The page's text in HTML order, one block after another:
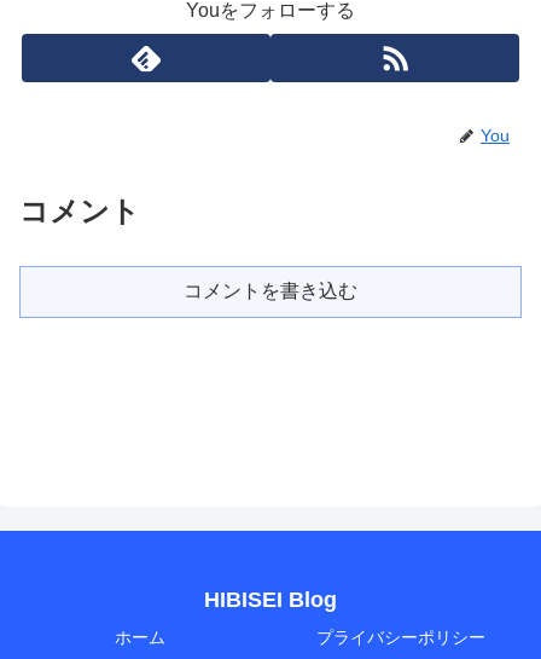
Youをフォローする
You
コメント
コメントを書き込む
HIBISEI Blog
ホーム プライバシーポリシー